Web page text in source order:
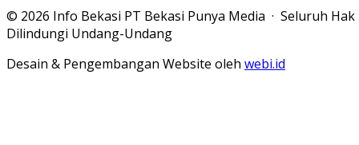
© 2026 Info Bekasi PT Bekasi Punya Media · Seluruh Hak
Dilindungi Undang-Undang
Desain & Pengembangan Website oleh webi.id